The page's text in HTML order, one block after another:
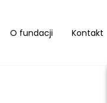
O fundacji Kontakt